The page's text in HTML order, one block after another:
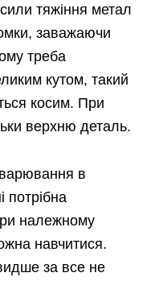
тяжіння метал
заважаючи
треба
кутом, такий
косим. При
верхню деталь.
в
потрібна
належному
навчитися.
за все не